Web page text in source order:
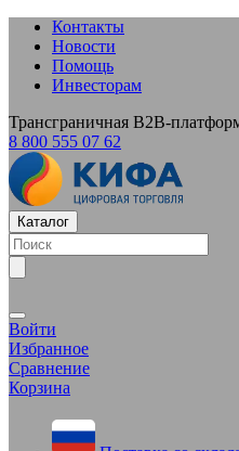
Контакты
Новости
Помощь
Инвесторам
Трансграничная B2B-
8 800 555 07 62
Каталог
Войти
Избранное
Сравнение
Корзина